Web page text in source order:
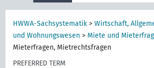
HWWA-Sachsystematik >Wirtschaft,
und Wohnungswesen > Miete und
Mieterfragen, Mietrechtsfragen
PREFERRED TERM